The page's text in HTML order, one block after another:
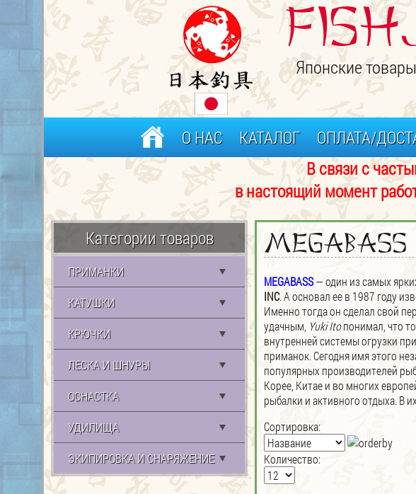
Японские
О НАС КАТАЛОГ ОПЛАТА/
В связи с частым
в настоящий момент работает
Категории товаров
ПРИМАНКИ
КАТУШКИ
КРЮЧКИ
ЛЕСКА И ШНУРЫ
ОСНАСТКА
УДИЛИЩА
ЭКИПИРОВКА И СНАРЯЖЕНИЕ
Megabass
MEGABASS— один из самых
INC. А основал ее в 1987 году
Именно тогда он сделал свой
удачным, Yuki Itoпонимал, что
внутренней системы огрузки
приманок. Сегодня имя этого
популярных производителей
Корее, Китае и во многих
рыбалки и активного отдыха. В
Сортировка:
Количество: